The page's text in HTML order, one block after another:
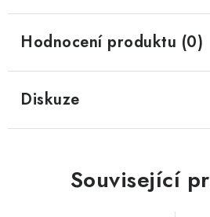
Hodnocení produktu (0)
Diskuze
Související